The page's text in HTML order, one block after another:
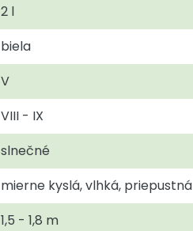
2 l
biela
V
VIII - IX
slnečné
mierne kyslá, vlhká, priepustná
1,5 - 1,8 m